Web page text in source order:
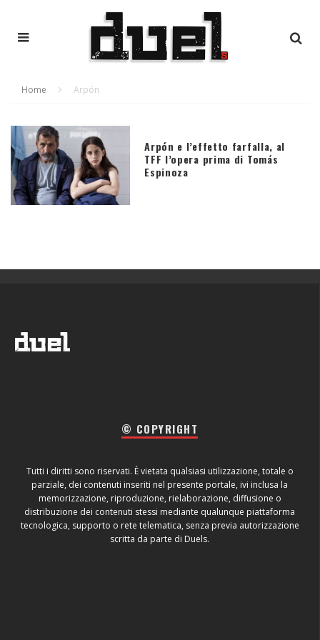
Home Arpón
Arpón e l’effetto farfalla, al
TFF l’opera prima di Tomás
Espinoza
© COPYRIGHT
Tutti i diritti sono riservati. È vietata qualsiasi utilizzazione, totale o
parziale, dei contenuti inseriti nel presente portale, ivi inclusa la
memorizzazione, riproduzione, rielaborazione, diffusione o
distribuzione dei contenuti stessi mediante qualunque piattaforma
tecnologica, supporto o rete telematica, senza previa autorizzazione
scritta da parte di Duels.